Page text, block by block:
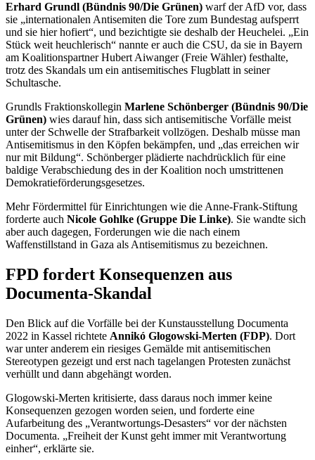
Erhard Grundl (Bündnis 90/Die Grünen) warf der AfD vor, dass
sie „internationalen Antisemiten die Tore zum Bundestag aufsperrt
und sie hier hofiert“, und bezichtigte sie deshalb der Heuchelei. „Ein
Stück weit heuchlerisch“ nannte er auch die CSU, da sie in Bayern
am Koalitionspartner Hubert Aiwanger (Freie Wähler) festhalte,
trotz des Skandals um ein antisemitisches Flugblatt in seiner
Schultasche.
Grundls Fraktionskollegin Marlene Schönberger (Bündnis 90/Die
Grünen) wies darauf hin, dass sich antisemitische Vorfälle meist
unter der Schwelle der Strafbarkeit vollzögen. Deshalb müsse man
Antisemitismus in den Köpfen bekämpfen, und „das erreichen wir
nur mit Bildung“. Schönberger plädierte nachdrücklich für eine
baldige Verabschiedung des in der Koalition noch umstrittenen
Demokratieförderungsgesetzes.
Mehr Fördermittel für Einrichtungen wie die Anne-Frank-Stiftung
forderte auch Nicole Gohlke (Gruppe Die Linke). Sie wandte sich
aber auch dagegen, Forderungen wie die nach einem
Waffenstillstand in Gaza als Antisemitismus zu bezeichnen.
FPD fordert Konsequenzen aus
Documenta-Skandal
Den Blick auf die Vorfälle bei der Kunstausstellung Documenta
2022 in Kassel richtete Annikó Glogowski-Merten (FDP). Dort
war unter anderem ein riesiges Gemälde mit antisemitischen
Stereotypen gezeigt und erst nach tagelangen Protesten zunächst
verhüllt und dann abgehängt worden.
Glogowski-Merten kritisierte, dass daraus noch immer keine
Konsequenzen gezogen worden seien, und forderte eine
Aufarbeitung des „Verantwortungs-Desasters“ vor der nächsten
Documenta. „Freiheit der Kunst geht immer mit Verantwortung
einher“, erklärte sie.